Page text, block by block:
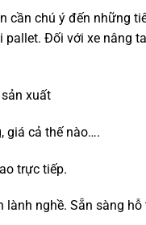
cần chú ý đến những
Đối với xe nâng
xuất
giá cả thế nào….
trực tiếp.
nghề. Sẵn sàng